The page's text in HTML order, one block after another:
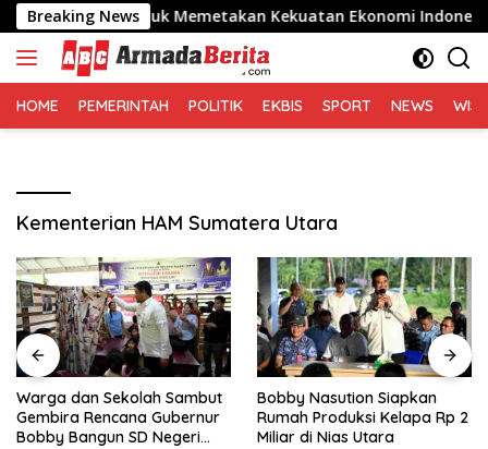
Langsung
ke
konten
Breaking News
Penting untuk Memetakan Kekuatan Ekonomi Indonesia
HOME PEMERINTAH POLITIK EKBIS SPORT NEWS
Kementerian HAM Sumatera Utara
Warga dan Sekolah Sambut
Gembira Rencana Gubernur
Bobby Bangun SD Negeri
Bobby Nasution Siapkan
Rumah Produksi Kelapa Rp 2
Miliar di Nias Utara